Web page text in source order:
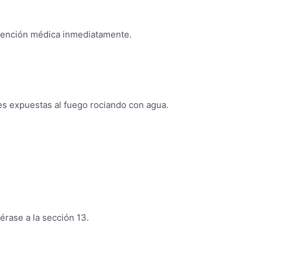
médica inmediatamente.
expuestas al fuego rociando con agua.
a la sección 13.